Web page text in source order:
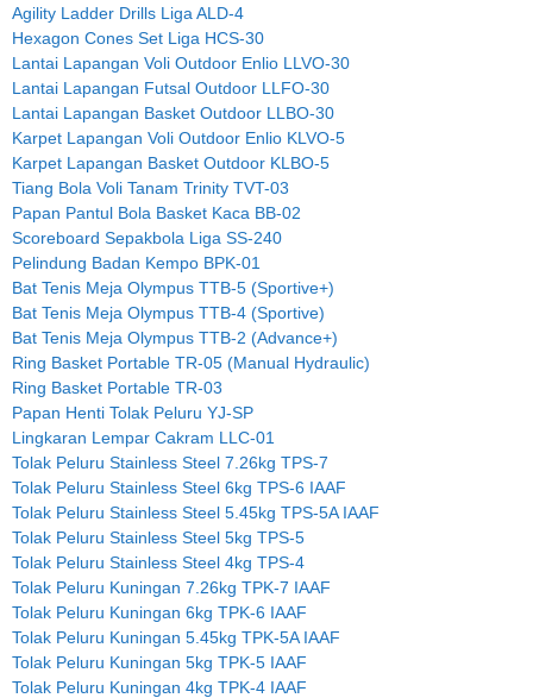
Agility Ladder Drills Liga ALD-4
Hexagon Cones Set Liga HCS-30
Lantai Lapangan Voli Outdoor Enlio LLVO-30
Lantai Lapangan Futsal Outdoor LLFO-30
Lantai Lapangan Basket Outdoor LLBO-30
Karpet Lapangan Voli Outdoor Enlio KLVO-5
Karpet Lapangan Basket Outdoor KLBO-5
Tiang Bola Voli Tanam Trinity TVT-03
Papan Pantul Bola Basket Kaca BB-02
Scoreboard Sepakbola Liga SS-240
Pelindung Badan Kempo BPK-01
Bat Tenis Meja Olympus TTB-5 (Sportive+)
Bat Tenis Meja Olympus TTB-4 (Sportive)
Bat Tenis Meja Olympus TTB-2 (Advance+)
Ring Basket Portable TR-05 (Manual Hydraulic)
Ring Basket Portable TR-03
Papan Henti Tolak Peluru YJ-SP
Lingkaran Lempar Cakram LLC-01
Tolak Peluru Stainless Steel 7.26kg TPS-7
Tolak Peluru Stainless Steel 6kg TPS-6 IAAF
Tolak Peluru Stainless Steel 5.45kg TPS-5A IAAF
Tolak Peluru Stainless Steel 5kg TPS-5
Tolak Peluru Stainless Steel 4kg TPS-4
Tolak Peluru Kuningan 7.26kg TPK-7 IAAF
Tolak Peluru Kuningan 6kg TPK-6 IAAF
Tolak Peluru Kuningan 5.45kg TPK-5A IAAF
Tolak Peluru Kuningan 5kg TPK-5 IAAF
Tolak Peluru Kuningan 4kg TPK-4 IAAF